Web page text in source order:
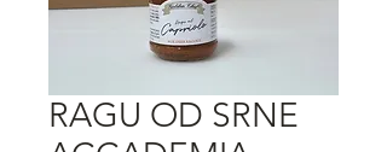
RAGU OD SRNE